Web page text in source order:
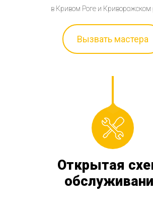
в Кривом Роге и Криворожском
Вызвать мастера
Открытая